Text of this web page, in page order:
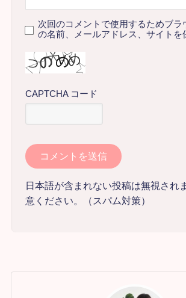
次回のコメントで使用するためブラ
の名前、メールアドレス、サイトを
CAPTCHA コード
日本語が含まれない投稿は無視され
意ください。（スパム対策）